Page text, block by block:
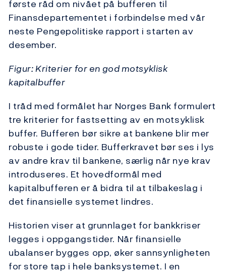
første råd om nivået på bufferen til
Finansdepartementet i forbindelse med vår
neste Pengepolitiske rapport i starten av
desember.
Figur: Kriterier for en god motsyklisk
kapitalbuffer
I tråd med formålet har Norges Bank formulert
tre kriterier for fastsetting av en motsyklisk
buffer. Bufferen bør sikre at bankene blir mer
robuste i gode tider. Bufferkravet bør ses i lys
av andre krav til bankene, særlig når nye krav
introduseres. Et hovedformål med
kapitalbufferen er å bidra til at tilbakeslag i
det finansielle systemet lindres.
Historien viser at grunnlaget for bankkriser
legges i oppgangstider. Når finansielle
ubalanser bygges opp, øker sannsynligheten
for store tap i hele banksystemet. I en